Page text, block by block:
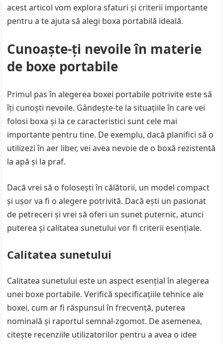
acest articol vom explora sfaturi și criterii importante
pentru a te ajuta să alegi boxa portabilă ideală.
Cunoaște-ți nevoile în materie
de boxe portabile
Primul pas în alegerea boxei portabile potrivite este să
îți cunoști nevoile. Gândește-te la situațiile în care vei
folosi boxa și la ce caracteristici sunt cele mai
importante pentru tine. De exemplu, dacă planifici să o
utilizezi în aer liber, vei avea nevoie de o boxă rezistentă
la apă și la praf.
Dacă vrei să o folosești în călătorii, un model compact
și ușor va fi o alegere potrivită. Dacă ești un pasionat
de petreceri și vrei să oferi un sunet puternic, atunci
puterea și calitatea sunetului vor fi criterii esențiale.
Calitatea sunetului
Calitatea sunetului este un aspect esențial în alegerea
unei boxe portabile. Verifică specificațiile tehnice ale
boxei, cum ar fi răspunsul în frecvență, puterea
nominală și raportul semnal-zgomot. De asemenea,
citește recenziile utilizatorilor pentru a avea o idee